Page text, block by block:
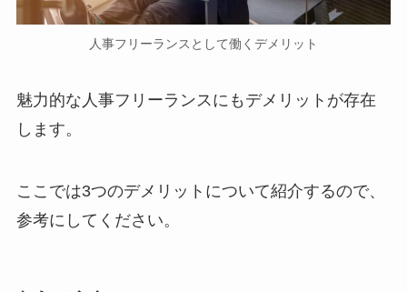
人事フリーランスとして働くデメリット
魅力的な人事フリーランスにもデメリットが存在
します。
ここでは3つのデメリットについて紹介するので、
参考にしてください。